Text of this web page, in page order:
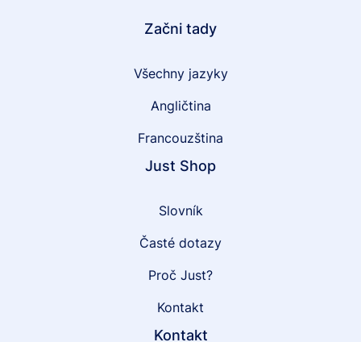
Začni tady
Všechny jazyky
Angličtina
Francouzština
Just Shop
Slovník
Časté dotazy
Proč Just?
Kontakt
Kontakt